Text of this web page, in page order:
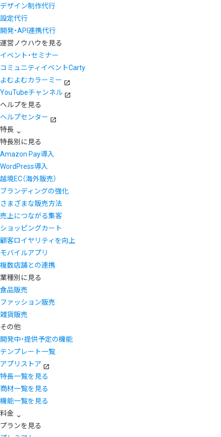
デザイン制作代行
設定代行
開発・API連携代行
運営ノウハウを見る
イベント・セミナー
コミュニティイベントCarty
よむよむカラーミー
YouTubeチャンネル
ヘルプを見る
ヘルプセンター
特長
特長別に見る
Amazon Pay導入
WordPress導入
越境EC（海外販売）
ブランディングの強化
さまざまな販売方法
売上につながる集客
ショッピングカート
顧客ロイヤリティを向上
モバイルアプリ
複数店舗との連携
業種別に見る
食品販売
ファッション販売
雑貨販売
その他
開発中・提供予定の機能
テンプレート一覧
アプリストア
特長一覧を見る
商材一覧を見る
機能一覧を見る
料金
プランを見る